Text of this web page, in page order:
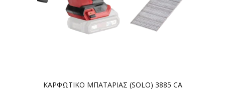
ΚΑΡΦΩΤΙΚΟ ΜΠΑΤΑΡΙΑΣ (SOLO) 3885 CA